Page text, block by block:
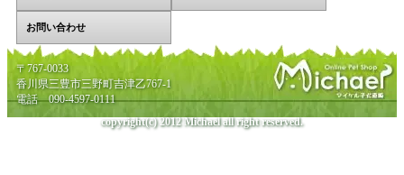
お問い合わせ
〒767-0033
香川県三豊市三野町吉津乙767-1
電話 090-4597-0111
copyright(c) 2012 Michael all right reserved.